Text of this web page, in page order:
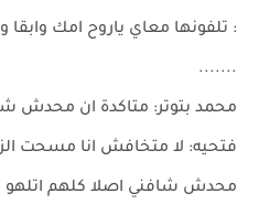
: تلفونها معاي ياروح امك وابقا
.......
محمد بتوتر: متاكدة ان محدش
فتحيه: لا متخافش انا مسحت
محدش شافني اصلا كلهم اتلهو